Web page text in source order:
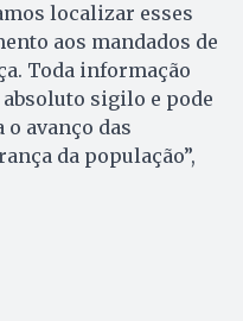
localizar esses
aos mandados de
Toda informação
sigilo e pode
avanço das
da população”,